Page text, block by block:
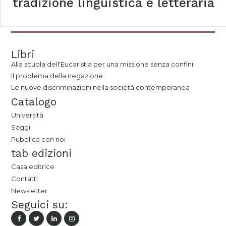
Libri
Alla scuola dell'Eucaristia per una missione senza confini
Il problema della negazione
Le nuove discriminazioni nella società contemporanea
Catalogo
Università
Saggi
Pubblica con noi
tab edizioni
Casa editrice
Contatti
Newsletter
Seguici su: